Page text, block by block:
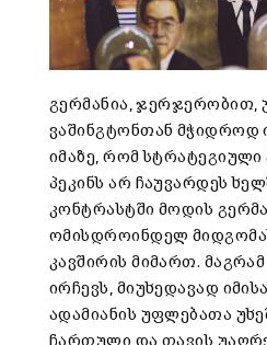
გერმანია, ჯერჯერობით,
ვაშინგტონთან მჭიდროდ
იმაზე, რომ
პეკინს არ ჩაუვარდეს
კონტრასტში მოდის
ომისდროინდელ
კავშირის მიმართ. მაგრამ
ირჩევს, მიუხედავად
ადამიანის უფლებათა
ჩართული და თავის